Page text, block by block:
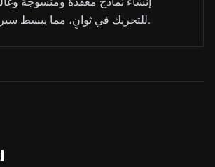
للتحريك في ثوانٍ، مما يبسط سير العمل الإبداعي.